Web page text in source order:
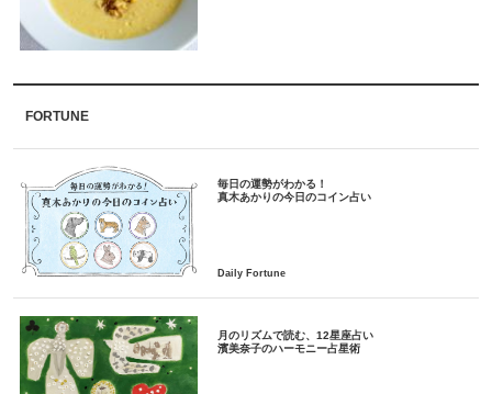
FORTUNE
毎日の運勢がわかる！
月のリズムで読む、12星座占い